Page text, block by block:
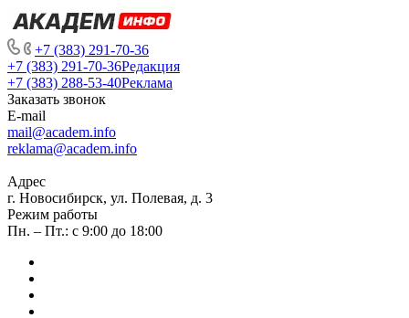
+7 (383) 291-70-36
+7 (383) 291-70-36Редакция
+7 (383) 288-53-40Реклама
Заказать звонок
E-mail
mail@academ.info
reklama@academ.info
Адрес
г. Новосибирск, ул. Полевая, д. 3
Режим работы
Пн. – Пт.: с 9:00 до 18:00